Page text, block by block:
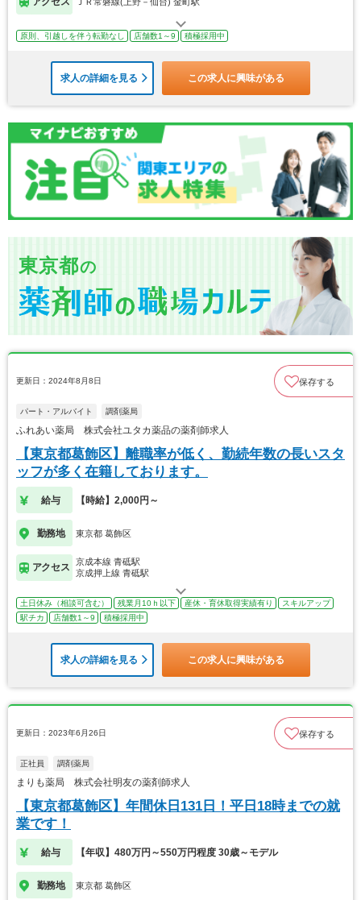
原則、引越しを伴う転勤なし 店舗数1～9 積極採用中
求人の詳細を見る この求人に興味がある
東京都の
更新日：2024年8月8日 保存する
パート・アルバイト 調剤薬局
ふれあい薬局 株式会社ユタカ薬品の薬剤師求人
【東京都葛飾区】離職率が低く、勤続年数の長いスタ
ッフが多く在籍しております。
給与 【時給】2,000円～
勤務地 東京都 葛飾区
アクセス
京成本線 青砥駅
京成押上線 青砥駅
土日休み（相談可含む） 残業月10ｈ以下 産休・育休取得実績有り
スキルアップ
駅チカ
店舗数1～9 積極採用中
求人の詳細を見る この求人に興味がある
更新日：2023年6月26日 保存する
正社員 調剤薬局
まりも薬局 株式会社明友の薬剤師求人
【東京都葛飾区】年間休日131日！平日18時までの就
業です！
給与 【年収】480万円～550万円程度 30歳～モデル
勤務地 東京都 葛飾区